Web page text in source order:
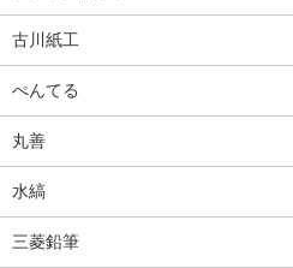
古川紙工
ぺんてる
丸善
水縞
三菱鉛筆